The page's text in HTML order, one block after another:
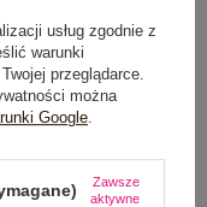
usług zgodnie z
warunki
przeglądarce.
można
Google
Zawsze
aktywne